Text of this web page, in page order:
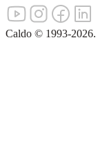
Caldo © 1993-2026.